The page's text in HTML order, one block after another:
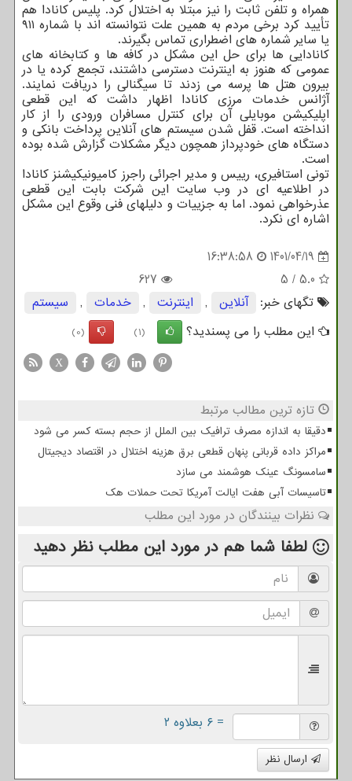
همراه و تلفن ثابت را نیز مبتلا به اختلال کرد. پلیس کانادا هم
تأیید کرد برخی مردم به همین علت نتوانسته اند با شماره ۹۱۱
یا سایر شماره های اضطراری تماس بگیرند.
کانادایی ها برای حل این مشکل در کافه ها و کتابخانه های
عمومی که هنوز به اینترنت دسترسی داشتند، تجمع کرده یا در
بیرون هتل ها پرسه می زدند تا سیگنالی را دریافت نمایند.
آژانس خدمات مرزی کانادا اظهار داشت که این قطعی
اپلیکیشن موبایلی آن برای کنترل مسافران ورودی را از کار
انداخته است. قفل شدن سیستم های آنلاین پرداخت بانکی و
دستگاه های خودپرداز همچون دیگر مشکلات گزارش شده بوده
است.
تونی استافیری، رییس و مدیر اجرائی راجرز کامیونیکیشنز کانادا
در اطلاعیه ای در وب سایت این شرکت بابت این قطعی
عذرخواهی نمود. اما به جزییات و دلیلهای فنی وقوع این مشکل
اشاره ای نکرد.
1401/04/19
16:38:58
5.0
/
5
627
تگهای خبر:
آنلاین , اینترنت , خدمات ,
سیستم
این مطلب را می پسندید؟
(1)
(0)
X
تازه ترین مطالب مرتبط
دقیقا به اندازه مصرف ترافیک بین الملل از حجم بسته کسر می شود
مراکز داده قربانی پنهان قطعی برق هزینه اختلال در اقتصاد دیجیتال
سامسونگ عینک هوشمند می سازد
تاسیسات آبی هفت ایالت آمریکا تحت حملات هک
نظرات بینندگان در مورد این مطلب
لطفا شما هم در مورد این مطلب نظر دهید
= ۶ بعلاوه ۲
ارسال نظر